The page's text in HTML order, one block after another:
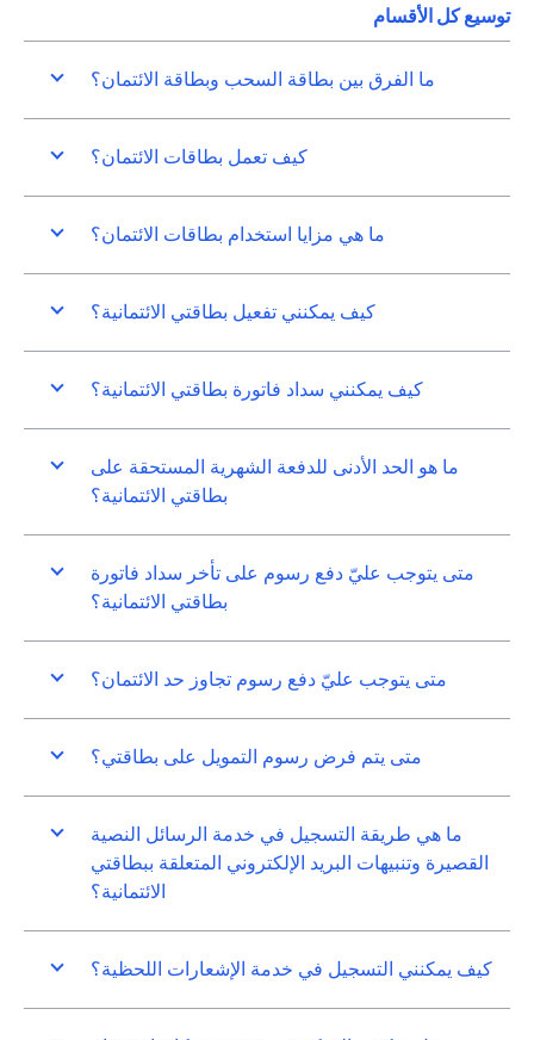
توسيع كل الأقسام
ما الفرق بين بطاقة السحب وبطاقة الائتمان؟
كيف تعمل بطاقات الائتمان؟
ما هي مزايا استخدام بطاقات الائتمان؟
كيف يمكنني تفعيل بطاقتي الائتمانية؟
كيف يمكنني سداد فاتورة بطاقتي الائتمانية؟
ما هو الحد الأدنى للدفعة الشهرية المستحقة على
بطاقتي الائتمانية؟
متى يتوجب عليّ دفع رسوم على تأخر سداد فاتورة
بطاقتي الائتمانية؟
متى يتوجب عليّ دفع رسوم تجاوز حد الائتمان؟
متى يتم فرض رسوم التمويل على بطاقتي؟
ما هي طريقة التسجيل في خدمة الرسائل النصية
القصيرة وتنبيهات البريد الإلكتروني المتعلقة ببطاقتي
الائتمانية؟
كيف يمكنني التسجيل في خدمة الإشعارات اللحظية؟